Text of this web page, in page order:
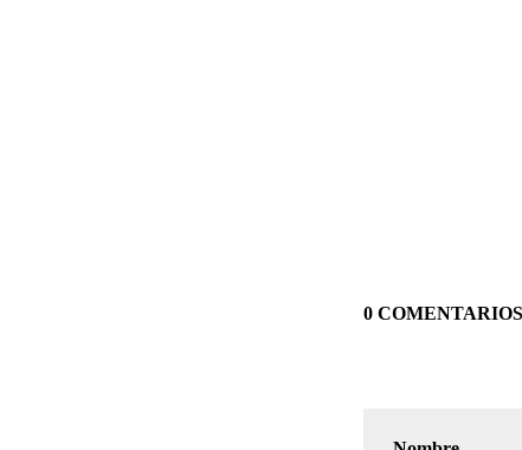
0 COMENTARIOS